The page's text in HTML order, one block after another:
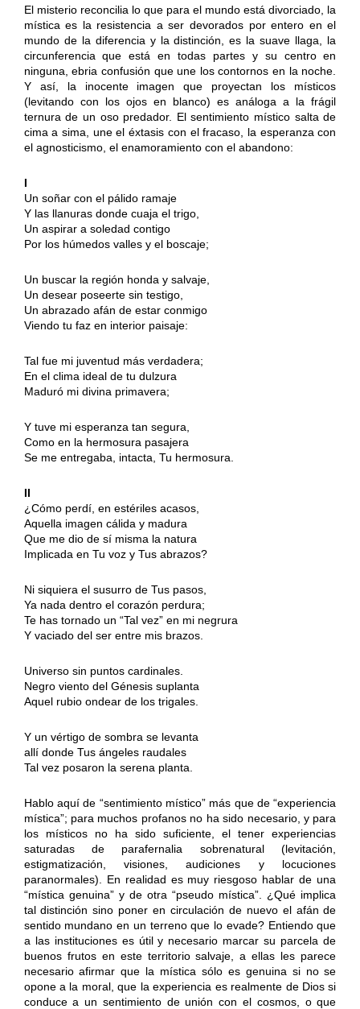
El misterio reconcilia lo que para el mundo está divorciado, la
mística es la resistencia a ser devorados por entero en el
mundo de la diferencia y la distinción, es la suave llaga, la
circunferencia que está en todas partes y su centro en
ninguna, ebria confusión que une los contornos en la noche.
Y así, la inocente imagen que proyectan los místicos
(levitando con los ojos en blanco) es análoga a la frágil
ternura de un oso predador. El sentimiento místico salta de
cima a sima, une el éxtasis con el fracaso, la esperanza con
el agnosticismo, el enamoramiento con el abandono:
I
Un soñar con el pálido ramaje
Y las llanuras donde cuaja el trigo,
Un aspirar a soledad contigo
Por los húmedos valles y el boscaje;
Un buscar la región honda y salvaje,
Un desear poseerte sin testigo,
Un abrazado afán de estar conmigo
Viendo tu faz en interior paisaje:
Tal fue mi juventud más verdadera;
En el clima ideal de tu dulzura
Maduró mi divina primavera;
Y tuve mi esperanza tan segura,
Como en la hermosura pasajera
Se me entregaba, intacta, Tu hermosura.
II
¿Cómo perdí, en estériles acasos,
Aquella imagen cálida y madura
Que me dio de sí misma la natura
Implicada en Tu voz y Tus abrazos?
Ni siquiera el susurro de Tus pasos,
Ya nada dentro el corazón perdura;
Te has tornado un “Tal vez” en mi negrura
Y vaciado del ser entre mis brazos.
Universo sin puntos cardinales.
Negro viento del Génesis suplanta
Aquel rubio ondear de los trigales.
Y un vértigo de sombra se levanta
allí donde Tus ángeles raudales
Tal vez posaron la serena planta.
Hablo aquí de “sentimiento místico” más que de “experiencia
mística”; para muchos profanos no ha sido necesario, y para
los místicos no ha sido suficiente, el tener experiencias
saturadas de parafernalia sobrenatural (levitación,
estigmatización, visiones, audiciones y locuciones
paranormales). En realidad es muy riesgoso hablar de una
“mística genuina” y de otra “pseudo mística”. ¿Qué implica
tal distinción sino poner en circulación de nuevo el afán de
sentido mundano en un terreno que lo evade? Entiendo que
a las instituciones es útil y necesario marcar su parcela de
buenos frutos en este territorio salvaje, a ellas les parece
necesario afirmar que la mística sólo es genuina si no se
opone a la moral, que la experiencia es realmente de Dios si
conduce a un sentimiento de unión con el cosmos, o que